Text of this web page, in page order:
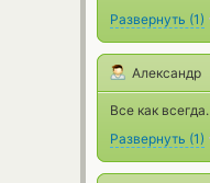
Развернуть (1)
Александр
Все как
Развернуть (1)